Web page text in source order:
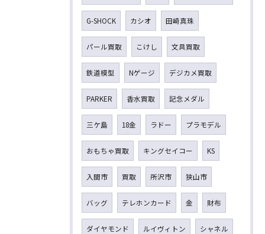
G-SHOCK カシオ 田崎真珠
パール買取 こけし 文具買取
鉄道模型 Nゲージ デジカメ買取
PARKER 香水買取 記念メダル
三ケ島 18金 ラドー プラモデル
おもちゃ買取 キングセイコー KS
入間市 買取 所沢市 狭山市
バッグ テレホンカード 金 財布
ダイヤモンド ルイヴィトン シャネル